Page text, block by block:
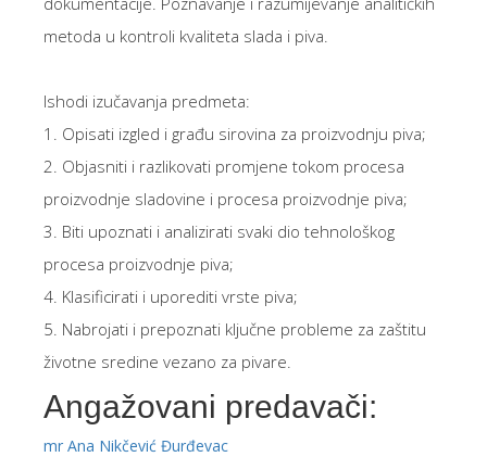
metoda u kontroli kvaliteta slada i piva.
Ishodi izučavanja predmeta:
1. Opisati izgled i građu sirovina za proizvodnju piva;
2. Objasniti i razlikovati promjene tokom procesa
proizvodnje sladovine i procesa proizvodnje piva;
3. Biti upoznati i analizirati svaki dio tehnološkog
procesa proizvodnje piva;
4. Klasificirati i uporediti vrste piva;
5. Nabrojati i prepoznati ključne probleme za zaštitu
životne sredine vezano za pivare.
Angažovani predavači:
mr Ana Nikčević Đurđevac